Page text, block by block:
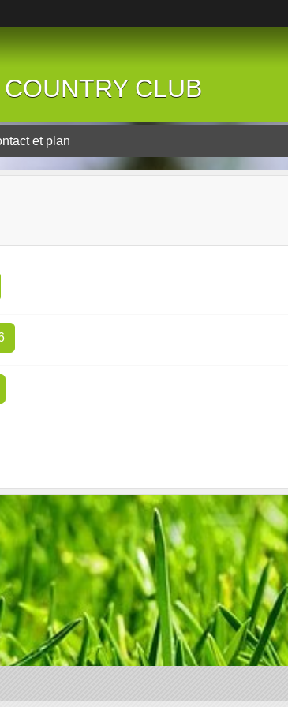
CLUB
et plan